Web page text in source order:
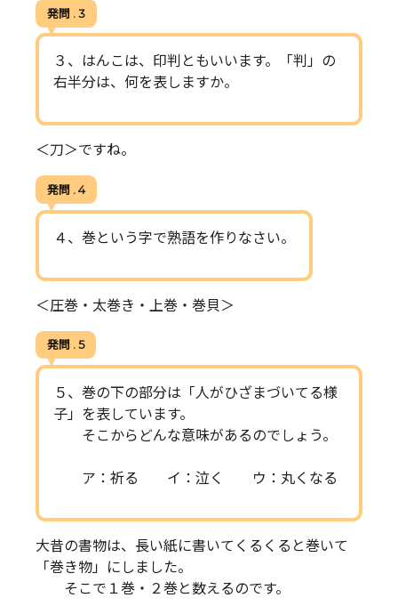
発問 . 3
３、はんこは、印判ともいいます。「判」の
右半分は、何を表しますか。
＜刀＞ですね。
発問 . 4
４、巻という字で熟語を作りなさい。
＜圧巻・太巻き・上巻・巻貝＞
発問 . 5
５、巻の下の部分は「人がひざまづいてる様
子」を表しています。
そこからどんな意味があるのでしょう。
ア：祈る イ：泣く ウ：丸くなる
大昔の書物は、長い紙に書いてくるくると巻いて
「巻き物」にしました。
そこで１巻・２巻と数えるのです。